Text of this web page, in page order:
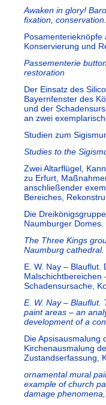
Awaken in glory!
fixation, conservation.
Posamenterieknöpfe
Konservierung und
Passementerie
restoration
Der Einsatz des
Bayernfenster des
und der
an zwei
Studien zum
Studies to the
Zwei Altarflügel,
zu Erfurt,
anschließender
Bereiches,
Die
Naumburger Domes.
The Three Kings
Naumburg cathedral.
E. W. Nay –
Malschichtbereichen
Schadensursache,
E. W. Nay – Blauflut.
paint areas – an
development of a
Die Apsisausmalung
Kirchenausmalung
Zustandserfassung,
ornamental mural
example of church
damage